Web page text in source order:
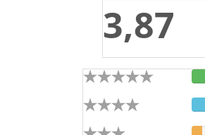
3,87